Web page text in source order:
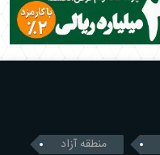
منطقه آزاد